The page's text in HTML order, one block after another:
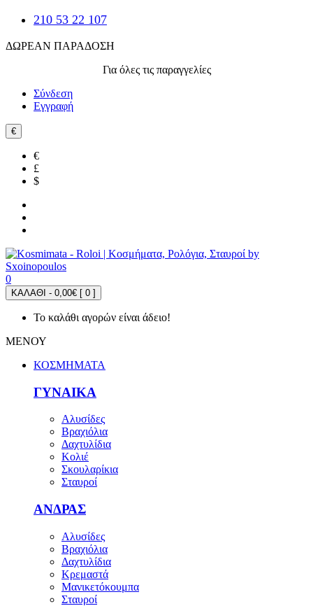
210 53 22 107
ΔΩΡΕΑΝ ΠΑΡΑΔΟΣΗ
Για όλες τις παραγγελίες
Σύνδεση
Εγγραφή
€
€
£
$
0
ΚΑΛΑΘΙ - 0,00€ [ 0 ]
Το καλάθι αγορών είναι άδειο!
ΜΕΝΟΥ
ΚΟΣΜΗΜΑΤΑ
ΓΥΝΑΙΚΑ
Αλυσίδες
Βραχιόλια
Δαχτυλίδια
Κολιέ
Σκουλαρίκια
Σταυροί
ΑΝΔΡΑΣ
Αλυσίδες
Βραχιόλια
Δαχτυλίδια
Κρεμαστά
Μανικετόκουμπα
Σταυροί